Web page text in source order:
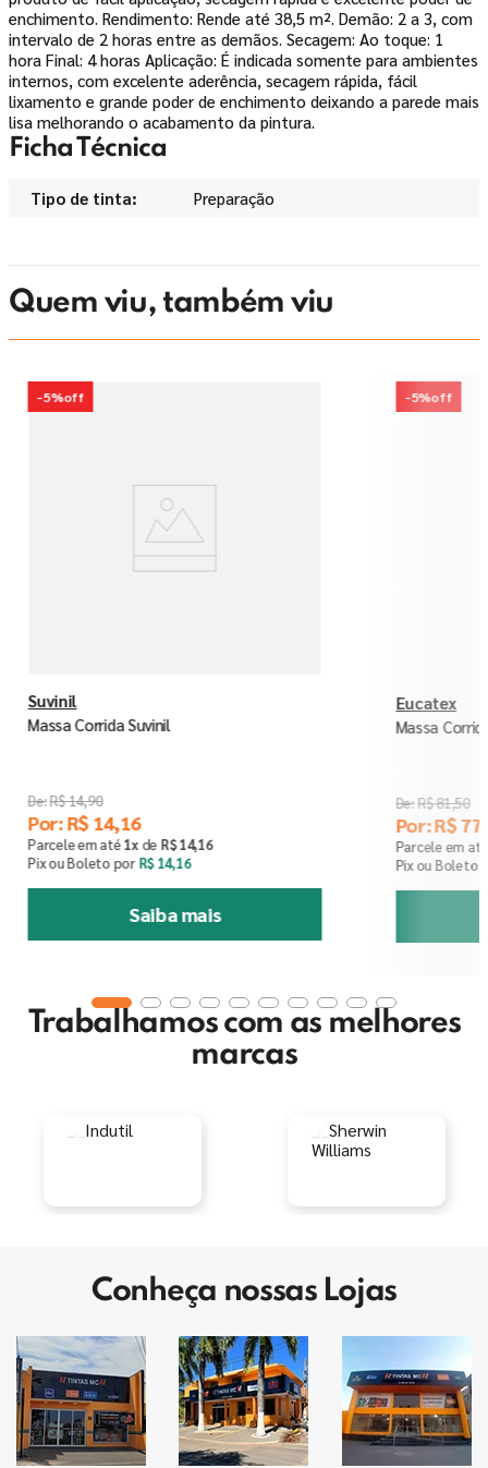
enchimento. Rendimento: Rende até 38,5 m². Demão: 2 a 3, com
intervalo de 2 horas entre as demãos. Secagem: Ao toque: 1
hora Final: 4 horas Aplicação: É indicada somente para ambientes
internos, com excelente aderência, secagem rápida, fácil
lixamento e grande poder de enchimento deixando a parede mais
lisa melhorando o acabamento da pintura.
Ficha Técnica
Tipo de tinta Preparação
Quem viu, também viu
-5%off
Suvinil
Massa Corrida Suvinil
R$14,90
Por:R$14,16
Parcele em até1x de R$14,16
Pix ou Boleto porR$ 14,16
Saiba mais
-5%off
Eucatex
Massa
R$81,50
Por:R$77
Parcele em
Pix ou Boleto
Trabalhamos com as melhores
marcas
Conheça nossas Lojas